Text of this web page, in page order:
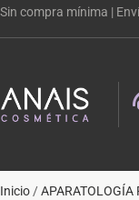
Sin compra mínima |
Inicio/APARATOLOGÍA